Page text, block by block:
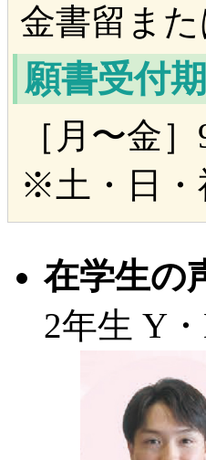
金書留ま
願書受付
［月〜金
※土・日・
在学生の
2年生 Y